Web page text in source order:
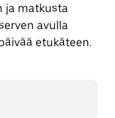
ja matkusta
avulla
etukäteen.